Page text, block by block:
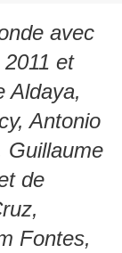
avec
et
Aldaya,
Antonio
Guillaume
de
Fontes,